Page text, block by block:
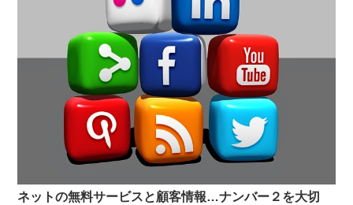
ネットの無料サービスと顧客情報…ナンバー２を大切